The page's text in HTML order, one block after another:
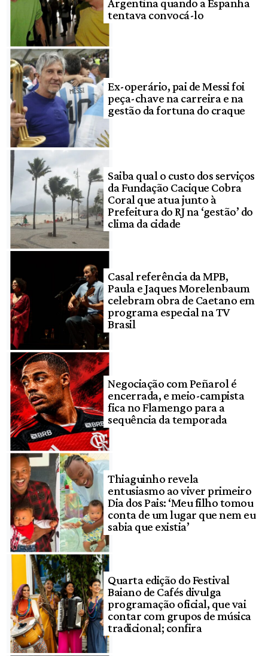
Argentina quando a Espanha
tentava convocá-lo
Ex-operário, pai de Messi foi
peça-chave na carreira e na
gestão da fortuna do craque
Saiba qual o custo dos serviços
da Fundação Cacique Cobra
Coral que atua junto à
Prefeitura do RJ na ‘gestão’ do
clima da cidade
Casal referência da MPB,
Paula e Jaques Morelenbaum
celebram obra de Caetano em
programa especial na TV
Brasil
Negociação com Peñarol é
encerrada, e meio-campista
fica no Flamengo para a
sequência da temporada
Thiaguinho revela
entusiasmo ao viver primeiro
Dia dos Pais: ‘Meu filho tomou
conta de um lugar que nem eu
sabia que existia’
Quarta edição do Festival
Baiano de Cafés divulga
programação oficial, que vai
contar com grupos de música
tradicional; confira